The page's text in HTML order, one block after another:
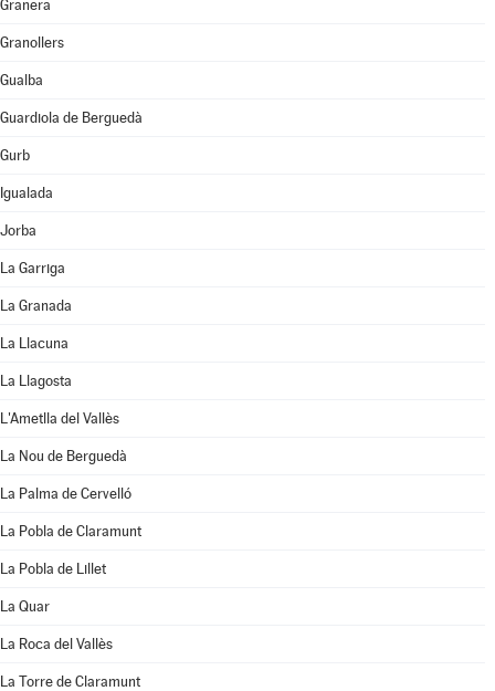
Granera
Granollers
Gualba
Guardiola de Berguedà
Gurb
Igualada
Jorba
La Garriga
La Granada
La Llacuna
La Llagosta
L'Ametlla del Vallès
La Nou de Berguedà
La Palma de Cervelló
La Pobla de Claramunt
La Pobla de Lillet
La Quar
La Roca del Vallès
La Torre de Claramunt